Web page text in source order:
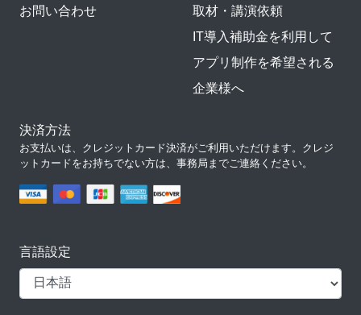
お問い合わせ
取材・講演依頼
IT導入補助金を利用して
アプリ制作を希望される
企業様へ
決済方法
お支払いは、クレジットカード決済がご利用いただけます。クレジ
ットカードをお持ちでない方は、事務局までご連絡ください。
言語設定